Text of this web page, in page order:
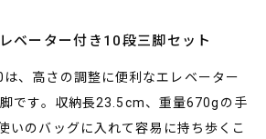
ベーター付き10段三脚セット
は、高さの調整に便利なエレベーター
です。収納長23.5cm、重量670gの手
いのバッグに入れて容易に持ち歩くこ